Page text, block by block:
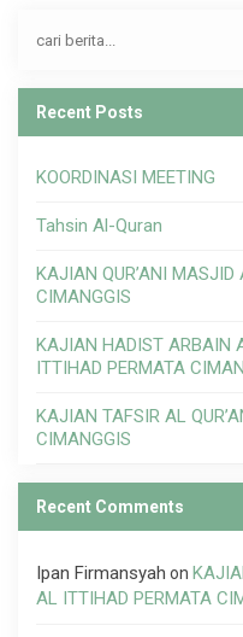
Recent Posts
KOORDINASI MEETING
Tahsin Al-Quran
KAJIAN QUR’ANI
CIMANGGIS
KAJIAN HADIST ARBAIN
ITTIHAD PERMATA
KAJIAN TAFSIR AL
CIMANGGIS
Recent Comments
Ipan Firmansyah on
AL ITTIHAD PERMATA